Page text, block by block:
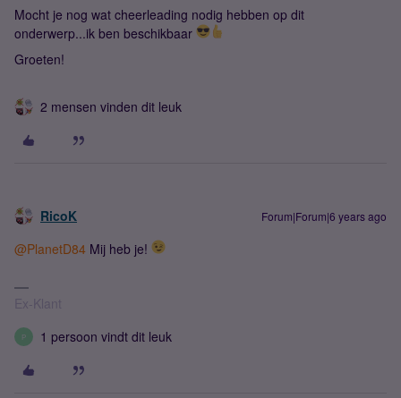
Mocht je nog wat cheerleading nodig hebben op dit
onderwerp...ik ben beschikbaar
Groeten!
2 mensen vinden dit leuk
RicoK Forum|Forum|6 years ago
@PlanetD84 Mij heb je!
Ex-Klant
P 1 persoon vindt dit leuk